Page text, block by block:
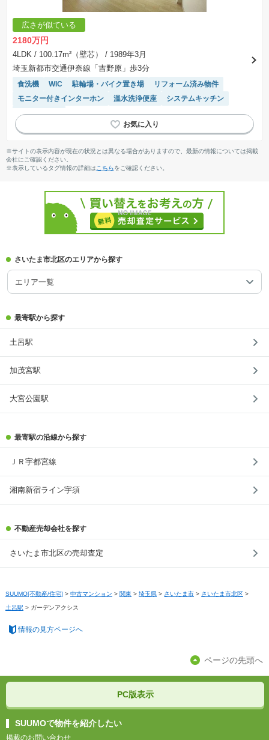
広さが似ている
2180万円
4LDK / 100.17m²（壁芯）
/ 1989年3月
埼玉新都市交通伊奈線「吉野原」歩3分
食洗機 WIC 駐輪場・バイク置き場
リフォーム済み物件
モニター付きインターホン
温水洗浄便座
システムキッチン
エレベーター
※サイトの表示内容が現在の状況とは異なる場合がありますので、最新の情報については掲載
会社にご確認ください。
※表示しているタグ情報の詳細は こちらをご確認ください。
さいたま市北区のエリアから探す
エリア一覧
最寄駅から探す
土呂駅
加茂宮駅
大宮公園駅
最寄駅の沿線から探す
ＪＲ宇都宮線
湘南新宿ライン宇須
不動産売却会社を探す
さいたま市北区の売却査定
SUUMO[不動産/住宅] > 中古マンション > 関東 > 埼玉県 > さいたま市 > さいたま市北区 >
土呂駅 > ガーデンアクシス
情報の見方ページへ
ページの先頭へ
PC版表示
SUUMOで物件を紹介したい
掲載のお問い合わせ